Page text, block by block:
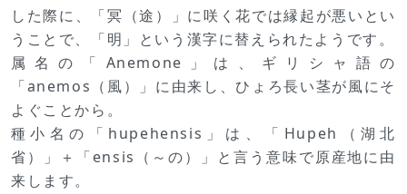
した際に、「冥（途）」に咲く花では縁起が悪いとい
うことで、「明」という漢字に替えられたようです。
属名の「Anemone」は、ギリシャ語の
「anemos（風）」に由来し、ひょろ長い茎が風にそ
よぐことから。
種小名の「hupehensis」は、「Hupeh（湖北
省）」＋「ensis（～の）」と言う意味で原産地に由
来します。